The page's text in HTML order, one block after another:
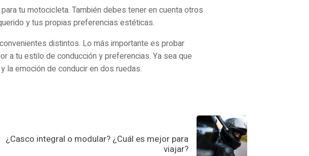
tu motocicleta. También debes tener en cuenta otros
y tus propias preferencias estéticas.
distintos. Lo más importante es probar
a tu estilo de conducción y preferencias. Ya sea que
la emoción de conducir en dos ruedas.
¿Casco integral o modular? ¿Cuál es mejor para
viajar?